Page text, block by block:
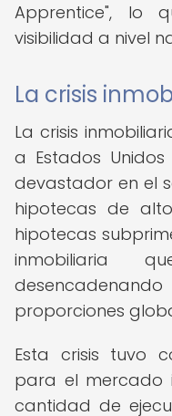
Apprentice", lo
visibilidad a nivel
La crisis
La crisis
a Estados
devastador en el
hipotecas de
hipotecas
inmobiliaria
proporciones
Esta crisis tuvo
para el mercado
cantidad de